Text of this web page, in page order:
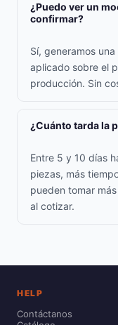
¿Puedo ver un
confirmar?
Sí, generamos
aplicado sobre el
producción. Sin
¿Cuánto tarda la
Entre 5 y 10 días
piezas, más
pueden tomar
al cotizar.
HELP
Contáctanos